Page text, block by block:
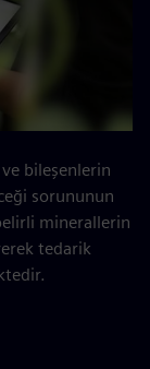
bileşenlerin
sorununun
minerallerin
tedarik